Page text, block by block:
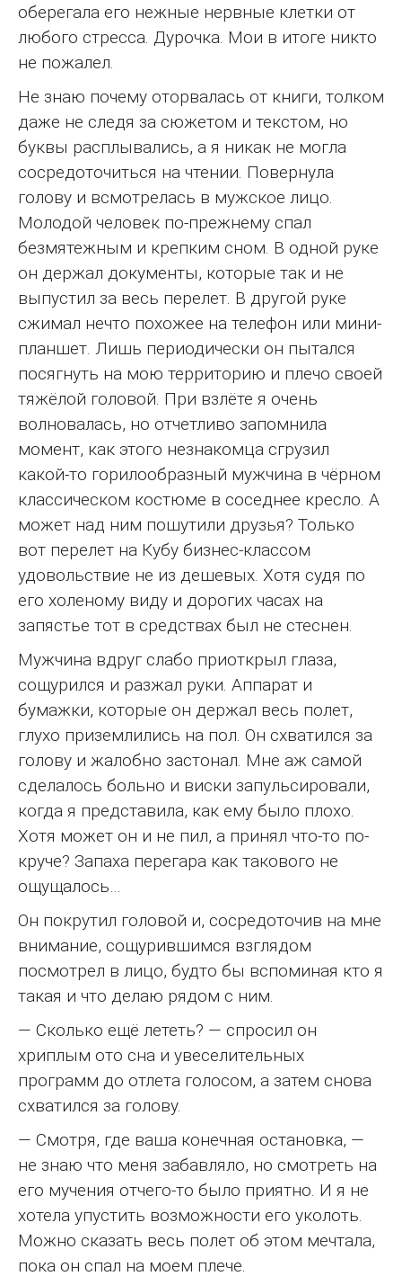
оберегала его нежные нервные клетки от
любого стресса. Дурочка. Мои в итоге никто
не пожалел.
Не знаю почему оторвалась от книги, толком
даже не следя за сюжетом и текстом, но
буквы расплывались, а я никак не могла
сосредоточиться на чтении. Повернула
голову и всмотрелась в мужское лицо.
Молодой человек по-прежнему спал
безмятежным и крепким сном. В одной руке
он держал документы, которые так и не
выпустил за весь перелет. В другой руке
сжимал нечто похожее на телефон или мини-
планшет. Лишь периодически он пытался
посягнуть на мою территорию и плечо своей
тяжёлой головой. При взлёте я очень
волновалась, но отчетливо запомнила
момент, как этого незнакомца сгрузил
какой-то горилообразный мужчина в чёрном
классическом костюме в соседнее кресло. А
может над ним пошутили друзья? Только
вот перелет на Кубу бизнес-классом
удовольствие не из дешевых. Хотя судя по
его холеному виду и дорогих часах на
запястье тот в средствах был не стеснен.
Мужчина вдруг слабо приоткрыл глаза,
сощурился и разжал руки. Аппарат и
бумажки, которые он держал весь полет,
глухо приземлились на пол. Он схватился за
голову и жалобно застонал. Мне аж самой
сделалось больно и виски запульсировали,
когда я представила, как ему было плохо.
Хотя может он и не пил, а принял что-то по-
круче? Запаха перегара как такового не
ощущалось…
Он покрутил головой и, сосредоточив на мне
внимание, сощурившимся взглядом
посмотрел в лицо, будто бы вспоминая кто я
такая и что делаю рядом с ним.
— Сколько ещё лететь? — спросил он
хриплым ото сна и увеселительных
программ до отлета голосом, а затем снова
схватился за голову.
— Смотря, где ваша конечная остановка, —
не знаю что меня забавляло, но смотреть на
его мучения отчего-то было приятно. И я не
хотела упустить возможности его уколоть.
Можно сказать весь полет об этом мечтала,
пока он спал на моем плече.